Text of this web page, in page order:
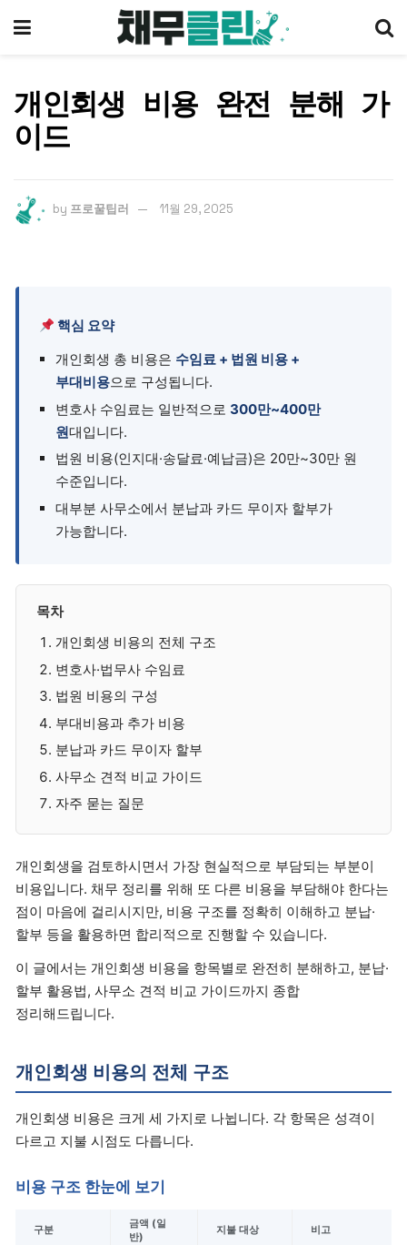
개인회생 비용 완전 분해 가
이드
by 프로꿀팁러 11월 29, 2025
핵심 요약
개인회생 총 비용은 수임료 + 법원 비용 +
부대비용으로 구성됩니다.
변호사 수임료는 일반적으로 300만~400만
원대입니다.
법원 비용(인지대·송달료·예납금)은 20만~30만 원
수준입니다.
대부분 사무소에서 분납과 카드 무이자 할부가
가능합니다.
목차
개인회생 비용의 전체 구조
변호사·법무사 수임료
법원 비용의 구성
부대비용과 추가 비용
분납과 카드 무이자 할부
사무소 견적 비교 가이드
자주 묻는 질문
개인회생을 검토하시면서 가장 현실적으로 부담되는 부분이
비용입니다. 채무 정리를 위해 또 다른 비용을 부담해야 한다는
점이 마음에 걸리시지만, 비용 구조를 정확히 이해하고 분납·
할부 등을 활용하면 합리적으로 진행할 수 있습니다.
이 글에서는 개인회생 비용을 항목별로 완전히 분해하고, 분납·
할부 활용법, 사무소 견적 비교 가이드까지 종합
정리해드립니다.
개인회생 비용의 전체 구조
개인회생 비용은 크게 세 가지로 나뉩니다. 각 항목은 성격이
다르고 지불 시점도 다릅니다.
비용 구조 한눈에 보기
구분
금액 (일
반)
지불 대상 비고